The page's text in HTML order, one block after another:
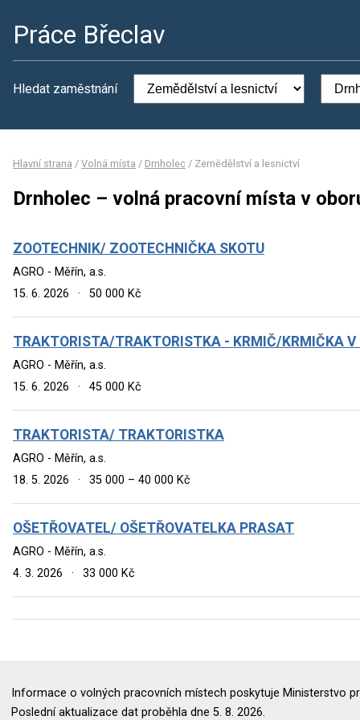
Práce Břeclav
Hledat zaměstnání
Hlavní strana / Volná místa / Drnholec / Zemědělství a lesnictví
Drnholec – volná pracovní místa v
ZOOTECHNIK/ ZOOTECHNIČKA SKOTU
AGRO - Měřín, a.s.
15. 6. 2026
· 50 000 Kč
TRAKTORISTA/TRAKTORISTKA - KRMIČ/KRMIČKA V
AGRO - Měřín, a.s.
15. 6. 2026
· 45 000 Kč
TRAKTORISTA/ TRAKTORISTKA
AGRO - Měřín, a.s.
18. 5. 2026
· 35 000 – 40 000 Kč
OŠETŘOVATEL/ OŠETŘOVATELKA PRASAT
AGRO - Měřín, a.s.
4. 3. 2026
· 33 000 Kč
Informace o volných pracovních místech poskytuje Ministerstvo
Poslední aktualizace dat proběhla dne 5. 8. 2026.